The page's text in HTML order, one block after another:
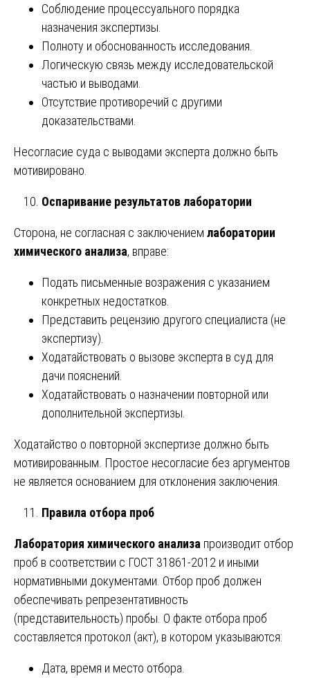
Соблюдение процессуального порядка
назначения экспертизы.
Полноту и обоснованность исследования.
Логическую связь между исследовательской
частью и выводами.
Отсутствие противоречий с другими
доказательствами.
Несогласие суда с выводами эксперта должно быть
мотивировано.
Оспаривание результатов лаборатории
Сторона, не согласная с заключением лаборатории
химического анализа, вправе:
Подать письменные возражения с указанием
конкретных недостатков.
Представить рецензию другого специалиста (не
экспертизу).
Ходатайствовать о вызове эксперта в суд для
дачи пояснений.
Ходатайствовать о назначении повторной или
дополнительной экспертизы.
Ходатайство о повторной экспертизе должно быть
мотивированным. Простое несогласие без аргументов
не является основанием для отклонения заключения.
Правила отбора проб
Лаборатория химического анализа производит отбор
проб в соответствии с ГОСТ 31861-2012 и иными
нормативными документами. Отбор проб должен
обеспечивать репрезентативность
(представительность) пробы. О факте отбора проб
составляется протокол (акт), в котором указываются:
Дата, время и место отбора.